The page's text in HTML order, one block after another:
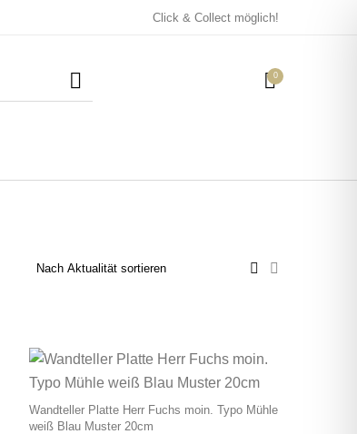
Click & Collect möglich!
0
Wandteller Platte Herr Fuchs moin. Typo Mühle
weiß Blau Muster 20cm